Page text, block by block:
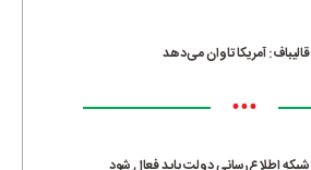
قالیباف: آمریکا تاوان می‌دهد
•••